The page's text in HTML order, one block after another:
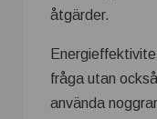
åtgärder.
fråga utan
använda